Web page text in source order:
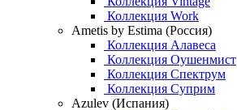
Коллекция Work
Ametis by Estima (Россия)
Коллекция Алавеса
Коллекция Оушенмист
Коллекция Спектрум
Коллекция Суприм
Azulev (Испания)